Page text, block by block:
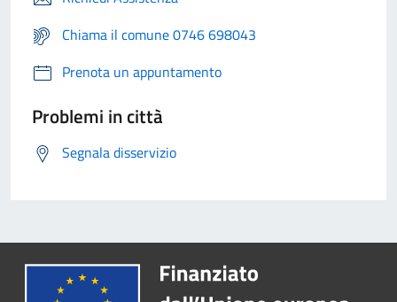
Chiama il comune 0746 698043
Prenota un appuntamento
Problemi in città
Segnala disservizio